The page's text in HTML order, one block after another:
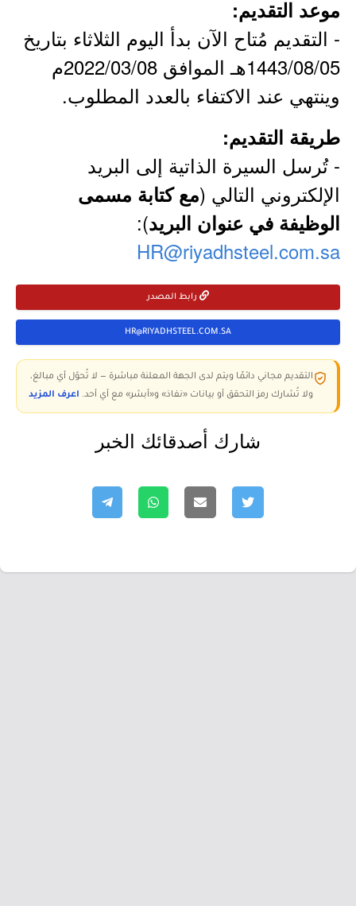
موعد التقديم:
- التقديم مُتاح الآن بدأ اليوم الثلاثاء بتاريخ
1443/08/05هـ الموافق 2022/03/08م
وينتهي عند الاكتفاء بالعدد المطلوب.
طريقة التقديم:
- تُرسل السيرة الذاتية إلى البريد
الإلكتروني التالي (مع كتابة مسمى
الوظيفة في عنوان البريد):
HR@riyadhsteel.com.sa
رابط المصدر
HR@RIYADHSTEEL.COM.SA
التقديم مجاني دائمًا ويتم لدى الجهة المعلنة مباشرة — لا تُحوّل أي مبالغ،
ولا تُشارك رمز التحقق أو بيانات «نفاذ» و«أبشر» مع أي أحد. اعرف المزيد
شارك أصدقائك الخبر